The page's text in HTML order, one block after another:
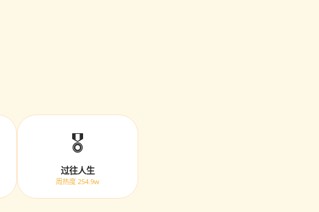
🎖️
过往人生
周热度 254.9w